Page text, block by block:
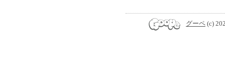
グーペ (c)